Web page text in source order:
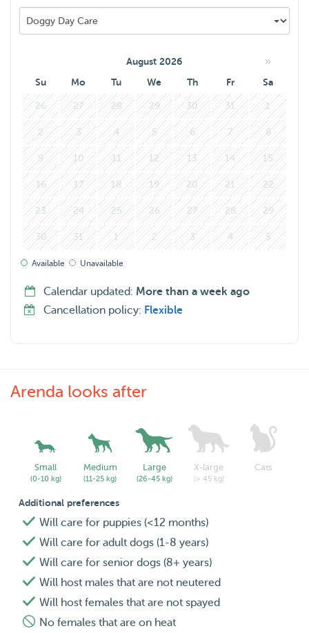
Groet, Arenda
August 2026 »
Su Mo Tu We Th Fr Sa
26 27 28 29 30 31 1
2 3 4 5 6 7 8
9 10 11 12 13 14 15
16 17 18 19 20 21 22
23 24 25 26 27 28 29
30 31 1 2 3 4 5
Available Unavailable
Calendar updated: More than a week ago
Cancellation policy: Flexible
Arenda looks after
Small
(0-10 kg)
Medium
(11-25 kg)
Large
(26-45 kg)
X-large
(> 45 kg)
Cats
Additional preferences
Will care for puppies (<12 months)
Will care for adult dogs (1-8 years)
Will care for senior dogs (8+ years)
Will host males that are not neutered
Will host females that are not spayed
No females that are on heat